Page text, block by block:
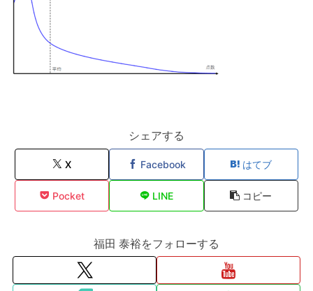
シェアする
X Facebook はてブ
Pocket LINE コピー
福田 泰裕をフォローする